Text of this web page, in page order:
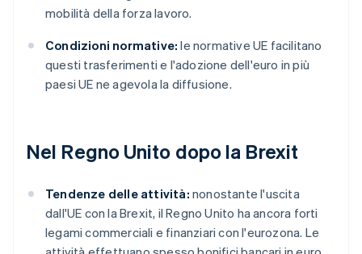
mobilità della forza lavoro.
Condizioni normative: le normative UE facilitano
questi trasferimenti e l'adozione dell'euro in più
paesi UE ne agevola la diffusione.
Nel Regno Unito dopo la Brexit
Tendenze delle attività: nonostante l'uscita
dall'UE con la Brexit, il Regno Unito ha ancora forti
legami commerciali e finanziari con l'eurozona. Le